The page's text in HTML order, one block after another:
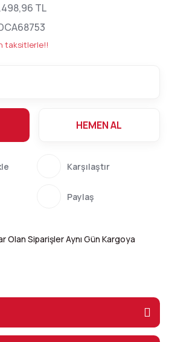
TL
taksitlerle!!
HEMEN AL
Karşılaştır
Paylaş
Olan Siparişler Aynı Gün Kargoya